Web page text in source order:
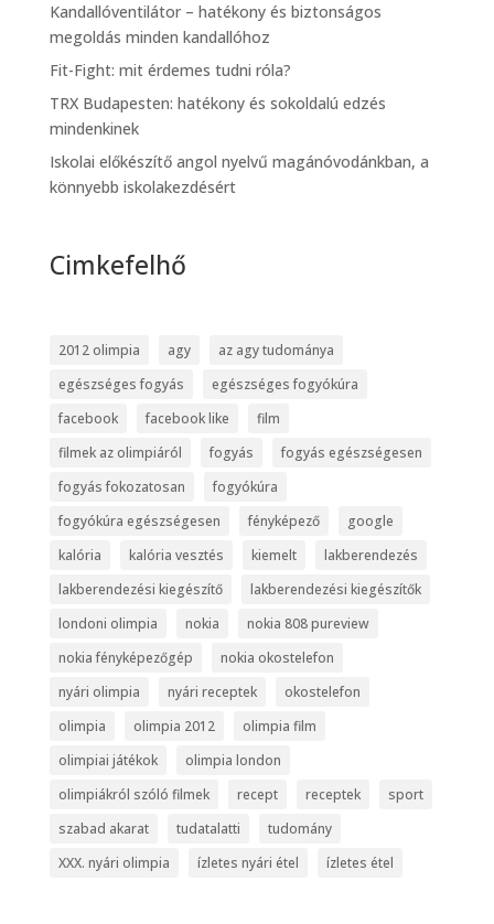
Kandallóventilátor – hatékony és biztonságos
megoldás minden kandallóhoz
Fit-Fight: mit érdemes tudni róla?
TRX Budapesten: hatékony és sokoldalú edzés
mindenkinek
Iskolai előkészítő angol nyelvű magánóvodánkban, a
könnyebb iskolakezdésért
Cimkefelhő
2012 olimpia agy
az agy tudománya
egészséges fogyás
egészséges fogyókúra
facebook
facebook like
film
filmek az olimpiáról
fogyás
fogyás egészségesen
fogyás fokozatosan
fogyókúra
fogyókúra egészségesen
fényképező
google
kalória
kalória vesztés kiemelt
lakberendezés
lakberendezési kiegészítő
lakberendezési kiegészítők
londoni olimpia
nokia
nokia 808 pureview
nokia fényképezőgép
nokia okostelefon
nyári olimpia
nyári receptek
okostelefon
olimpia
olimpia 2012
olimpia film
olimpiai játékok
olimpia london
olimpiákról szóló filmek
recept receptek
sport
szabad akarat
tudatalatti
tudomány
XXX. nyári olimpia
ízletes nyári étel ízletes étel